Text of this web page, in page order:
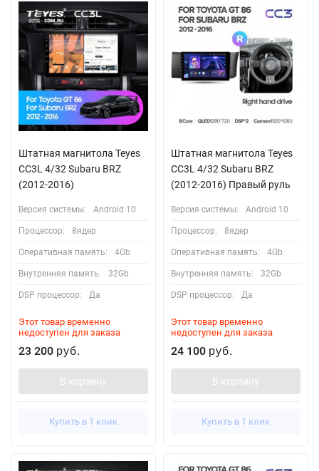
Штатная магнитола Teyes
CC3L 4/32 Subaru BRZ
(2012-2016)
Версия системы: Android 10
Процессор: 8ядер
Оперативная память: 4Gb
Внутренняя память: 32Gb
DSP процессор: Да
Этот товар временно
недоступен для заказа
23 200 руб.
В корзину
Купить в 1 клик
Штатная магнитола Teyes
CC3L 4/32 Subaru BRZ
(2012-2016) Правый руль
Версия системы: Android 10
Процессор: 8ядер
Оперативная память: 4Gb
Внутренняя память: 32Gb
DSP процессор: Да
Этот товар временно
недоступен для заказа
24 100 руб.
В корзину
Купить в 1 клик